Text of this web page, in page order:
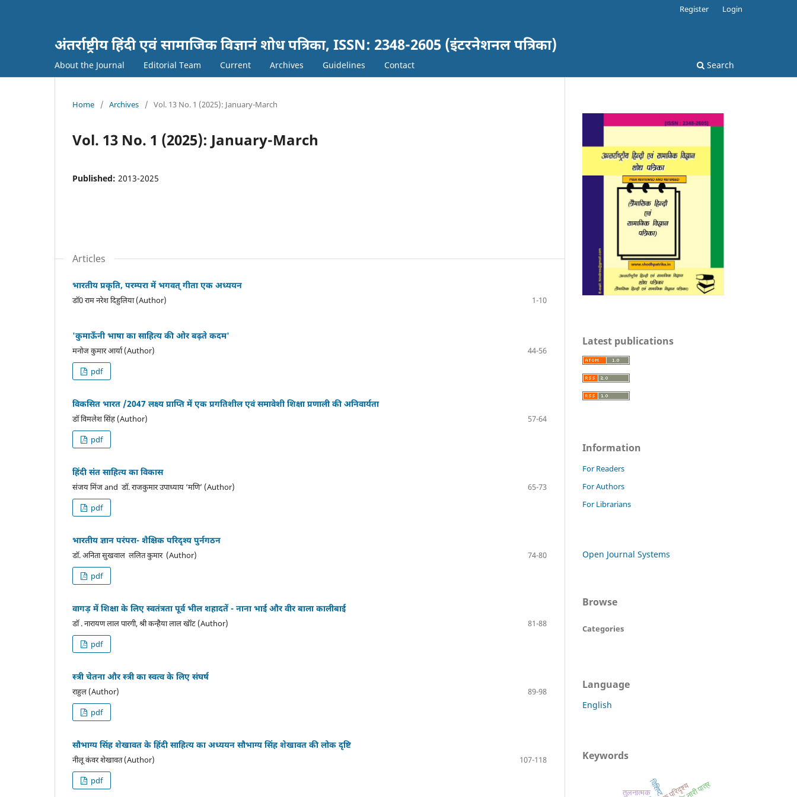
अंतर्राष्ट्रीय हिंदी एवं सामाजिक विज्ञानं शोध पत्रिका, ISSN: 2348-2605 (इंटरनेशनल पत्रिका)
About the Journal Editorial Team Current Archives Guidelines Contact Search
Register Login
Home / Archives / Vol. 13 No. 1 (2025): January-March
Vol. 13 No. 1 (2025): January-March
Published: 2013-2025
Articles
भारतीय प्रकृति, परम्परा में भगवत् गीता एक अध्ययन
डाॅ0 राम नरेश दिहुलिया (Author) 1-10
'कुमाऊँनी भाषा का साहित्य की ओर बढ़ते कदम'
मनोज कुमार आर्या (Author)
44-56
pdf
विकसित भारत /2047 लक्ष्य प्राप्ति में एक प्रगतिशील एवं समावेशी शिक्षा प्रणाली की अनिवार्यता
डॉ विमलेश सिंह (Author)
57-64
pdf
हिंदी संत साहित्य का विकास
संजय मिंज and डाॅ. राजकुमार उपाध्याय ‘मणि’ (Author)
65-73
pdf
भारतीय ज्ञान परंपरा- शैक्षिक परिदृश्य पुर्नगठन
डाॅ. अनिता सुखवाल ललित कुमार (Author)
74-80
pdf
वागड़ में शिक्षा के लिए स्वतंत्रता पूर्व भील शहादतें - नाना भाई और वीर बाला कालीबाई
डॉ . नारायण लाल पारगी, श्री कन्हैया लाल खॉंट (Author)
81-88
pdf
स्त्री चेतना और स्त्री का स्वत्व के लिए संघर्ष
राहुल (Author)
89-98
pdf
सौभाग्य सिंह शेखावत के हिंदी साहित्य का अध्ययन सौभाग्य सिंह शेखावत की लोक दृष्टि
नीलू कंवर शेखावत (Author)
107-118
pdf
Latest publications
Information
For Readers
For Authors
For Librarians
Open Journal Systems
Browse
Categories
Language
English
Keywords
विशिष्ट
तुलनात्मक